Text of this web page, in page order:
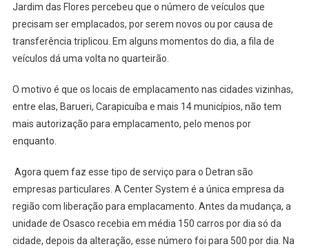
Veículos
De
16
Cidades
Região
Jardim das Flores percebeu que o número de veículos que
precisam ser emplacados, por serem novos ou por causa de
transferência triplicou. Em alguns momentos do dia, a fila de
veículos dá uma volta no quarteirão.
O motivo é que os locais de emplacamento nas cidades vizinhas,
entre elas, Barueri, Carapicuíba e mais 14 municípios, não tem
mais autorização para emplacamento, pelo menos por
enquanto.
Agora quem faz esse tipo de serviço para o Detran são
empresas particulares. A Center System é a única empresa da
região com liberação para emplacamento. Antes da mudança, a
unidade de Osasco recebia em média 150 carros por dia só da
cidade, depois da alteração, esse número foi para 500 por dia. Na